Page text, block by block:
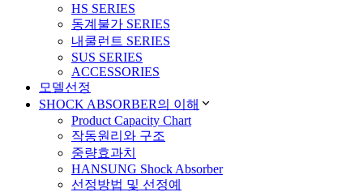
HS SERIES
동계불가 SERIES
내쿨런트 SERIES
SUS SERIES
ACCESSORIES
모델선정
SHOCK ABSORBER의 이해
Product Capacity Chart
작동원리와 구조
중량효과치
HANSUNG Shock Absorber
선정방법 및 선정예